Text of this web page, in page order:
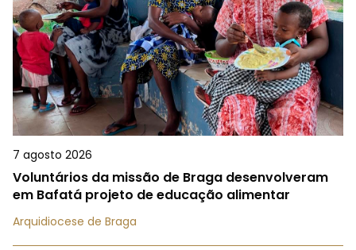
7 agosto 2026
Voluntários da missão de Braga desenvolveram
em Bafatá projeto de educação alimentar
Arquidiocese de Braga